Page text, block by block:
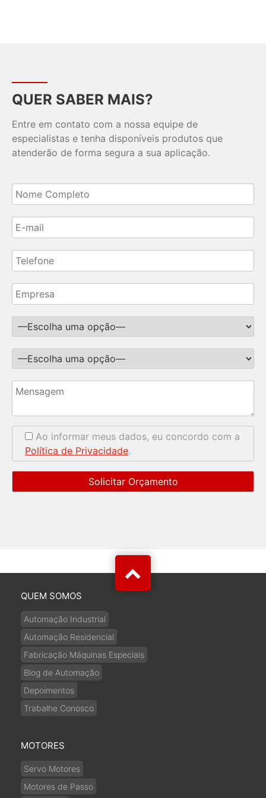
QUER SABER MAIS?
Entre em contato com a nossa equipe de
especialistas e tenha disponíveis produtos que
atenderão de forma segura a sua aplicação.
Ao informar meus dados, eu concordo com a
Política de Privacidade.
QUEM SOMOS
Automação Industrial
Automação Residencial
Fabricação Máquinas Especiais
Blog de Automação
Depoimentos
Trabalhe Conosco
MOTORES
Servo Motores
Motores de Passo